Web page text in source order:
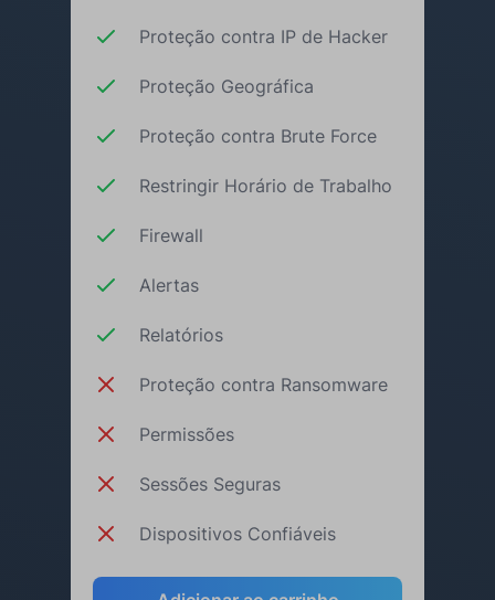
Proteção contra IP de Hacker
Proteção Geográfica
Proteção contra Brute Force
Restringir Horário de Trabalho
Firewall
Alertas
Relatórios
Proteção contra Ransomware
Permissões
Sessões Seguras
Dispositivos Confiáveis